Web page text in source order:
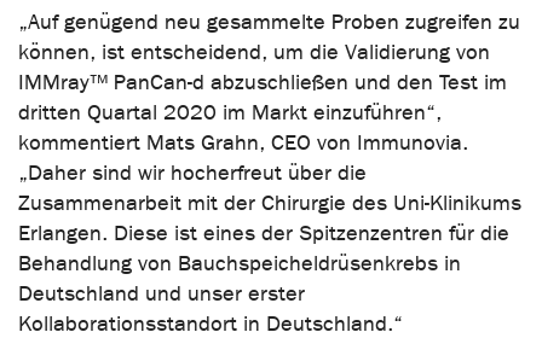
„Auf genügend neu gesammelte Proben zugreifen zu
können, ist entscheidend, um die Validierung von
IMMray™ PanCan-d abzuschließen und den Test im
dritten Quartal 2020 im Markt einzuführen“,
kommentiert Mats Grahn, CEO von Immunovia.
„Daher sind wir hocherfreut über die
Zusammenarbeit mit der Chirurgie des Uni-Klinikums
Erlangen. Diese ist eines der Spitzenzentren für die
Behandlung von Bauchspeicheldrüsenkrebs in
Deutschland und unser erster
Kollaborationsstandort in Deutschland.“